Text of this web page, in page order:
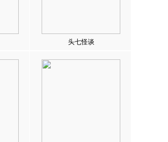
头七怪谈